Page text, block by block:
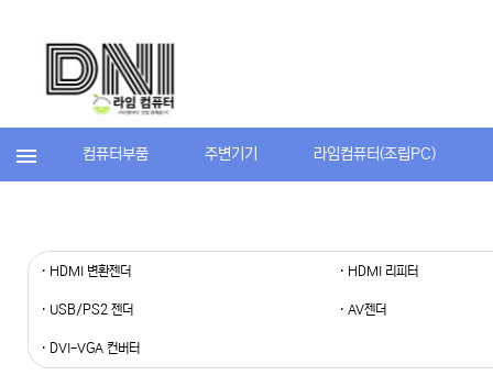
컴퓨터부품 주변기기 라임컴퓨터(조립PC)
· HDMI 변환젠더 · HDMI 리피터
· USB/PS2 젠더 · AV젠더
· DVI-VGA 컨버터